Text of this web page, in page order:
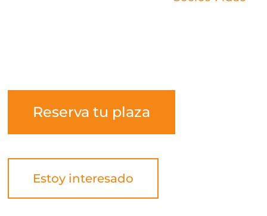
Reserva tu plaza
Estoy interesado